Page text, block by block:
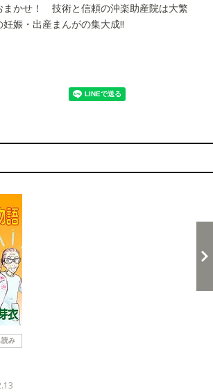
まかせ！ 技術と信頼の沖楽助産院は大繁
娠・出産まんがの集大成!!
み